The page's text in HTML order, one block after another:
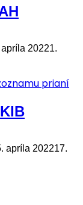
20221.
prianí
apríla 202217.